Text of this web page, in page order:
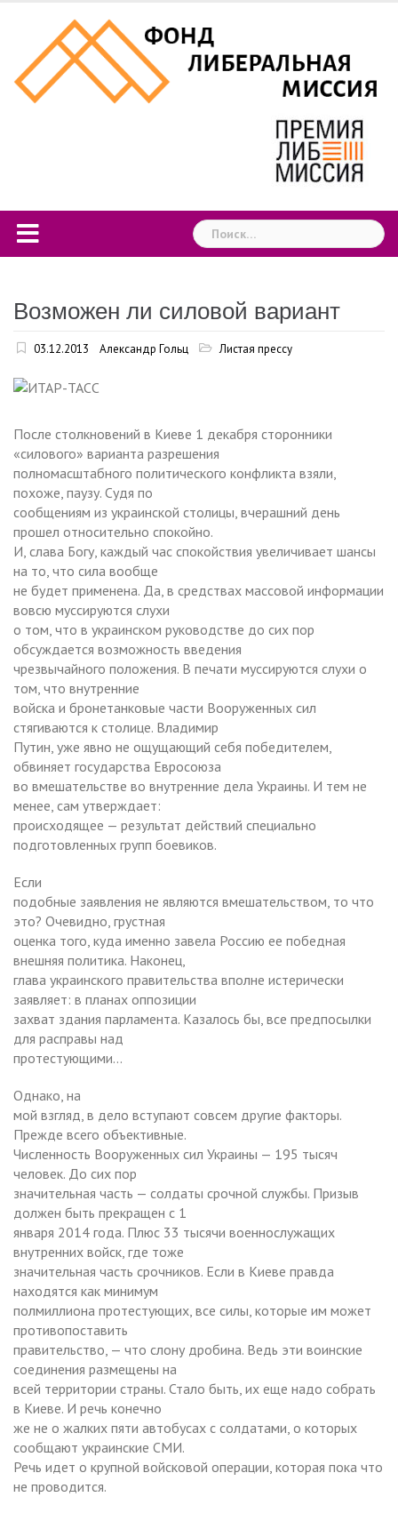
content
Найти:
Возможен ли силовой вариант
03.12.2013 Александр Гольц Листая прессу
После столкновений в Киеве 1 декабря сторонники
«силового» варианта разрешения
полномасштабного политического конфликта взяли,
похоже, паузу. Судя по
сообщениям из украинской столицы, вчерашний день
прошел относительно спокойно.
И, слава Богу, каждый час спокойствия увеличивает шансы
на то, что сила вообще
не будет применена. Да, в средствах массовой информации
вовсю муссируются слухи
о том, что в украинском руководстве до сих пор
обсуждается возможность введения
чрезвычайного положения. В печати муссируются слухи о
том, что внутренние
войска и бронетанковые части Вооруженных сил
стягиваются к столице. Владимир
Путин, уже явно не ощущающий себя победителем,
обвиняет государства Евросоюза
во вмешательстве во внутренние дела Украины. И тем не
менее, сам утверждает:
происходящее — результат действий специально
подготовленных групп боевиков.
Если
подобные заявления не являются вмешательством, то что
это? Очевидно, грустная
оценка того, куда именно завела Россию ее победная
внешняя политика. Наконец,
глава украинского правительства вполне истерически
заявляет: в планах оппозиции
захват здания парламента. Казалось бы, все предпосылки
для расправы над
протестующими…
Однако, на
мой взгляд, в дело вступают совсем другие факторы.
Прежде всего объективные.
Численность Вооруженных сил Украины — 195 тысяч
человек. До сих пор
значительная часть — солдаты срочной службы. Призыв
должен быть прекращен с 1
января 2014 года. Плюс 33 тысячи военнослужащих
внутренних войск, где тоже
значительная часть срочников. Если в Киеве правда
находятся как минимум
полмиллиона протестующих, все силы, которые им может
противопоставить
правительство, — что слону дробина. Ведь эти воинские
соединения размещены на
всей территории страны. Стало быть, их еще надо собрать
в Киеве. И речь конечно
же не о жалких пяти автобусах с солдатами, о которых
сообщают украинские СМИ.
Речь идет о крупной войсковой операции, которая пока что
не проводится.